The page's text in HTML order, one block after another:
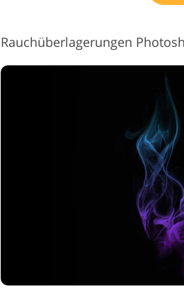
Rauchüberlagerungen